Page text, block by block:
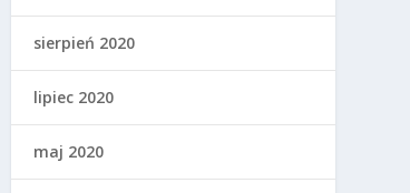
sierpień 2020
lipiec 2020
maj 2020